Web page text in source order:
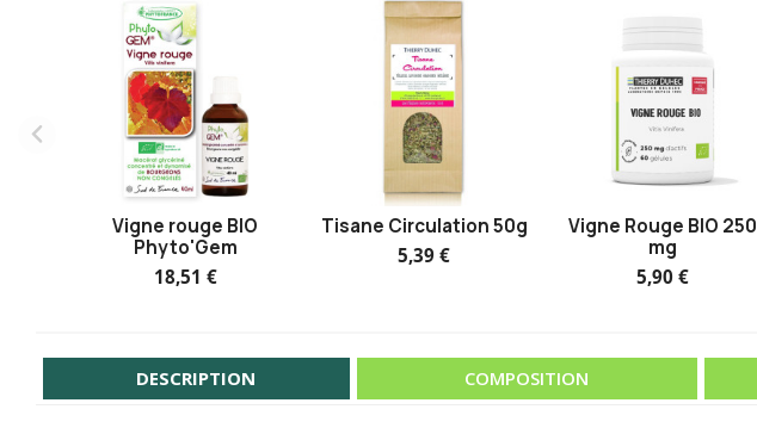
Vigne rouge BIO
Phyto'Gem
18,51 €
Tisane Circulation 50g
5,39 €
Vigne Rouge BIO 250
mg
5,90 €
DESCRIPTION COMPOSITION